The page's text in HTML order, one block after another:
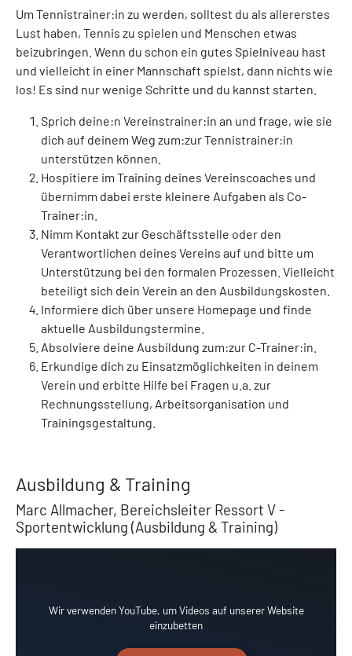
Um Tennistrainer:in zu werden, solltest du als allererstes
Lust haben, Tennis zu spielen und Menschen etwas
beizubringen. Wenn du schon ein gutes Spielniveau hast
und vielleicht in einer Mannschaft spielst, dann nichts wie
los! Es sind nur wenige Schritte und du kannst starten.
Sprich deine:n Vereinstrainer:in an und frage, wie sie
dich auf deinem Weg zum:zur Tennistrainer:in
unterstützen können.
Hospitiere im Training deines Vereinscoaches und
übernimm dabei erste kleinere Aufgaben als Co-
Trainer:in.
Nimm Kontakt zur Geschäftsstelle oder den
Verantwortlichen deines Vereins auf und bitte um
Unterstützung bei den formalen Prozessen. Vielleicht
beteiligt sich dein Verein an den Ausbildungskosten.
Informiere dich über unsere Homepage und finde
aktuelle Ausbildungstermine.
Absolviere deine Ausbildung zum:zur C-Trainer:in.
Erkundige dich zu Einsatzmöglichkeiten in deinem
Verein und erbitte Hilfe bei Fragen u.a. zur
Rechnungsstellung, Arbeitsorganisation und
Trainingsgestaltung.
Ausbildung & Training
Marc Allmacher, Bereichsleiter Ressort V -
Sportentwicklung (Ausbildung & Training)
Wir verwenden YouTube, um Videos auf unserer Website
einzubetten